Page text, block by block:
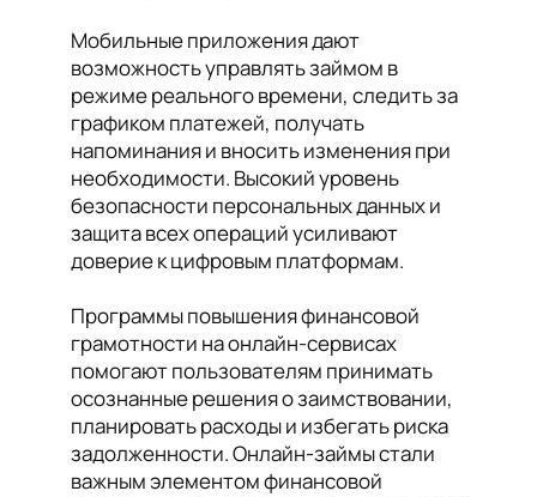
Мобильные приложения дают
возможность управлять займом в
режиме реального времени, следить за
графиком платежей, получать
напоминания и вносить изменения при
необходимости. Высокий уровень
безопасности персональных данных и
защита всех операций усиливают
доверие к цифровым платформам.
Программы повышения финансовой
грамотности на онлайн-сервисах
помогают пользователям принимать
осознанные решения о заимствовании,
планировать расходы и избегать риска
задолженности. Онлайн-займы стали
важным элементом финансовой